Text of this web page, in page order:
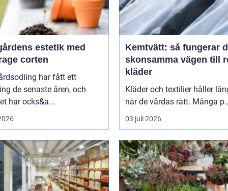
estetik med
corten
har fått ett
de senaste åren, och
har ocks&a...
Kemtvätt: så fungerar
skonsamma vägen till
kläder
Kläder och textilier håller
när de vårdas rätt. Många
03 juli 2026